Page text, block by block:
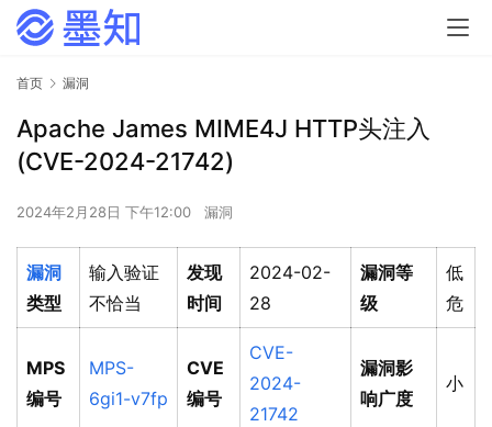
首页 漏洞
Apache James MIME4J HTTP头注入
(CVE-2024-21742)
2024年2月28日 下午12:00 漏洞
漏洞
类型
输入验证
不恰当
发现
时间
2024-02-
28
漏洞等
级
低
危
MPS
编号
MPS-
6gi1-v7fp
CVE
编号
CVE-
2024-
21742
漏洞影
响广度
小